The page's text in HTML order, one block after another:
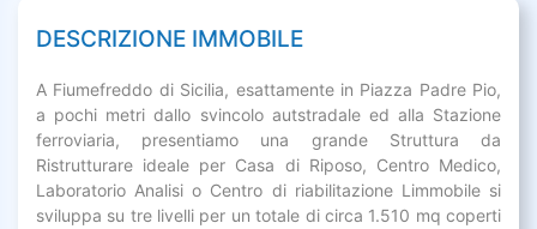
DESCRIZIONE IMMOBILE
A Fiumefreddo di Sicilia, esattamente in Piazza Padre Pio,
a pochi metri dallo svincolo autstradale ed alla Stazione
ferroviaria, presentiamo una grande Struttura da
Ristrutturare ideale per Casa di Riposo, Centro Medico,
Laboratorio Analisi o Centro di riabilitazione Limmobile si
sviluppa su tre livelli per un totale di circa 1.510 mq coperti